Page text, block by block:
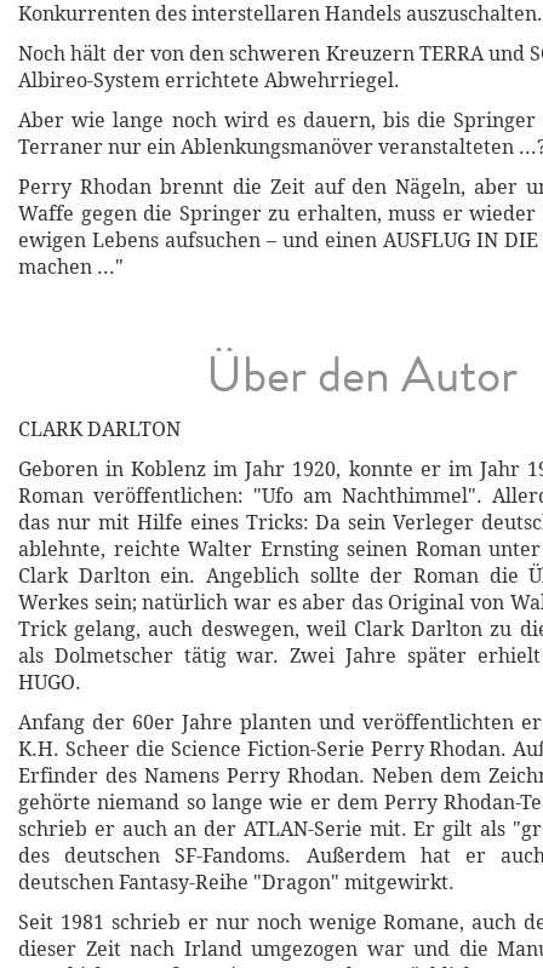
Konkurrenten des interstellaren Handels auszuschalten.
Noch hält der von den schweren Kreuzern TERRA und
Albireo-System errichtete Abwehrriegel.
Aber wie lange noch wird es dauern, bis die Springer
Terraner nur ein Ablenkungsmanöver veranstalteten
Perry Rhodan brennt die Zeit auf den Nägeln, aber
Waffe gegen die Springer zu erhalten, muss er wieder
ewigen Lebens aufsuchen – und einen AUSFLUG IN
machen ..."
Über den Autor
CLARK DARLTON
Geboren in Koblenz im Jahr 1920, konnte er im Jahr
Roman veröffentlichen: "Ufo am Nachthimmel".
das nur mit Hilfe eines Tricks: Da sein Verleger
ablehnte, reichte Walter Ernsting seinen Roman
Clark Darlton ein. Angeblich sollte der Roman die
Werkes sein; natürlich war es aber das Original von
Trick gelang, auch deswegen, weil Clark Darlton zu
als Dolmetscher tätig war. Zwei Jahre später
HUGO.
Anfang der 60er Jahre planten und veröffentlichten
K.H. Scheer die Science Fiction-Serie Perry Rhodan.
Erfinder des Namens Perry Rhodan. Neben dem
gehörte niemand so lange wie er dem Perry Rhodan-
schrieb er auch an der ATLAN-Serie mit. Er gilt als
des deutschen SF-Fandoms. Außerdem hat er
deutschen Fantasy-Reihe "Dragon" mitgewirkt.
Seit 1981 schrieb er nur noch wenige Romane, auch
dieser Zeit nach Irland umgezogen war und die